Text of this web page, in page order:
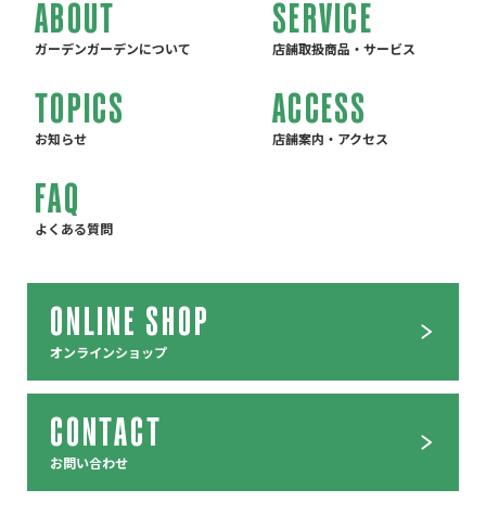
ABOUT
ガーデンガーデンについて
SERVICE
店舗取扱商品・サービス
TOPICS
お知らせ
ACCESS
店舗案内・アクセス
FAQ
よくある質問
ONLINE SHOP
オンラインショップ
CONTACT
お問い合わせ